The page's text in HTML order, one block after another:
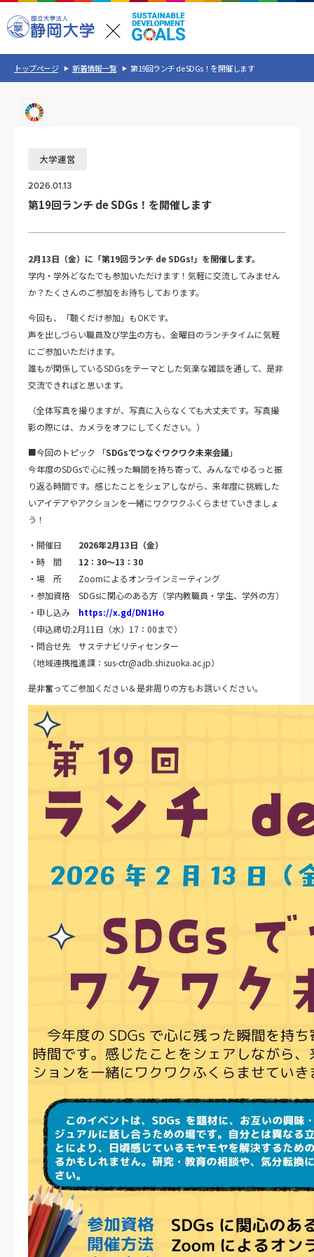
トップページ 新着情報一覧 第19回ランチ de SDGs！を開催します
大学運営
2026.01.13
第19回ランチ de SDGs！を開催します
2月13日（金）に「第19回ランチ de SDGs!」を開催します。
学内・学外どなたでも参加いただけます！気軽に交流してみません
か？たくさんのご参加をお待ちしております。
今回も、「聴くだけ参加」もOKです。
声を出しづらい職員及び学生の方も、金曜日のランチタイムに気軽
にご参加いただけます。
誰もが関係しているSDGsをテーマとした気楽な雑談を通して、是非
交流できればと思います。
（全体写真を撮りますが、写真に入らなくても大丈夫です。写真撮
影の際には、カメラをオフにしてください。）
■今回のトピック 「SDGsでつなぐワクワク未来会議」
今年度のSDGsで心に残った瞬間を持ち寄って、みんなでゆるっと振
り返る時間です。感じたことをシェアしながら、来年度に挑戦した
いアイデアやアクションを一緒にワクワクふくらませていきましょ
う！
・開催日 2026年2月13日（金）
・時 間 12：30〜13：30
・場 所 Zoomによるオンラインミーティング
・参加資格 SDGsに関心のある方（学内教職員・学生、学外の方）
・申し込み https://x.gd/DN1Ho
（申込締切:2月11日（水）17：00まで）
・問合せ先 サステナビリティセンター
（地域連携推進課：sus-ctr@adb.shizuoka.ac.jp）
是非奮ってご参加ください＆是非周りの方もお誘いください。